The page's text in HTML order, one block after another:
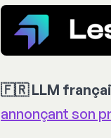
🇫🇷 LLM
annonçant son